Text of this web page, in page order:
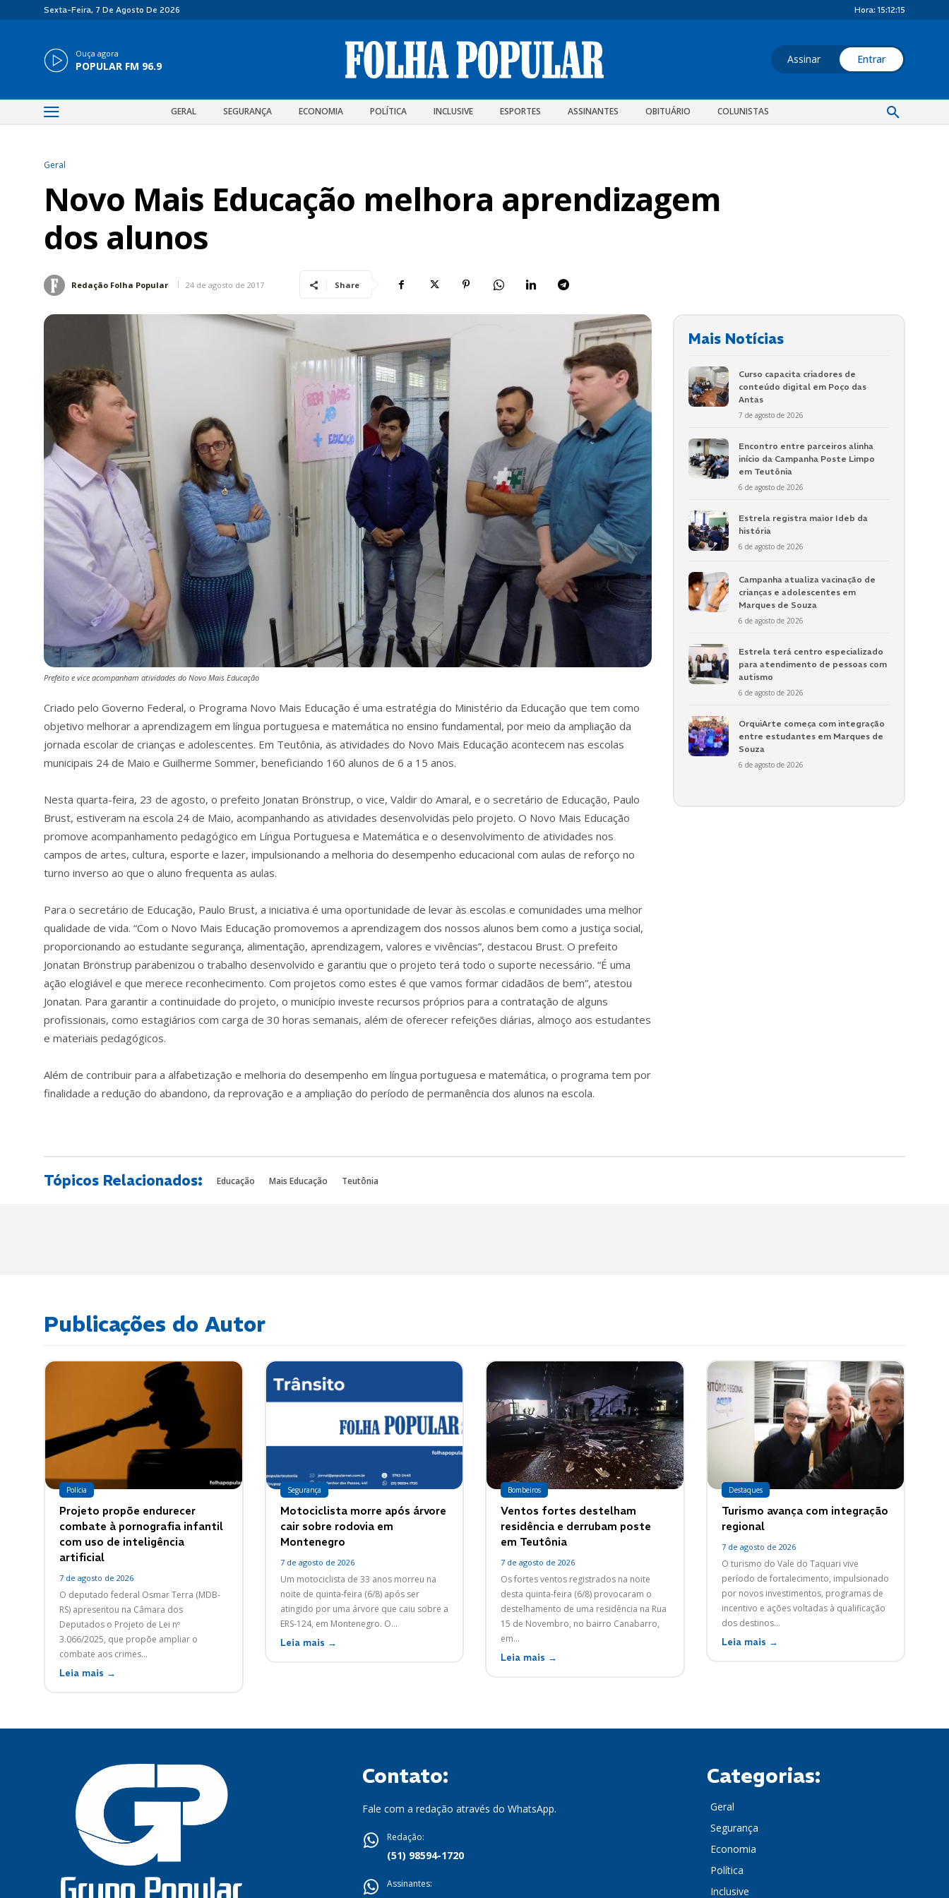
Sexta-Feira, 7 De Agosto De 2026 Hora:15:12:16
Ouça agora
POPULAR FM 96.9 Assinar Entrar
GERAL SEGURANÇA ECONOMIA POLÍTICA INCLUSIVE ESPORTES ASSINANTES OBITUÁRIO COLUNISTAS
Geral
Novo Mais Educação melhora aprendizagem
dos alunos
Redação Folha Popular 24 de agosto de 2017 Share
Prefeito e vice acompanham atividades do Novo Mais Educação
Criado pelo Governo Federal, o Programa Novo Mais Educação é uma estratégia do Ministério da Educação que tem como
objetivo melhorar a aprendizagem em língua portuguesa e matemática no ensino fundamental, por meio da ampliação da
jornada escolar de crianças e adolescentes. Em Teutônia, as atividades do Novo Mais Educação acontecem nas escolas
municipais 24 de Maio e Guilherme Sommer, beneficiando 160 alunos de 6 a 15 anos.
Nesta quarta-feira, 23 de agosto, o prefeito Jonatan Brönstrup, o vice, Valdir do Amaral, e o secretário de Educação, Paulo
Brust, estiveram na escola 24 de Maio, acompanhando as atividades desenvolvidas pelo projeto. O Novo Mais Educação
promove acompanhamento pedagógico em Língua Portuguesa e Matemática e o desenvolvimento de atividades nos
campos de artes, cultura, esporte e lazer, impulsionando a melhoria do desempenho educacional com aulas de reforço no
turno inverso ao que o aluno frequenta as aulas.
Para o secretário de Educação, Paulo Brust, a iniciativa é uma oportunidade de levar às escolas e comunidades uma melhor
qualidade de vida. “Com o Novo Mais Educação promovemos a aprendizagem dos nossos alunos bem como a justiça social,
proporcionando ao estudante segurança, alimentação, aprendizagem, valores e vivências”, destacou Brust. O prefeito
Jonatan Brönstrup parabenizou o trabalho desenvolvido e garantiu que o projeto terá todo o suporte necessário. “É uma
ação elogiável e que merece reconhecimento. Com projetos como estes é que vamos formar cidadãos de bem”, atestou
Jonatan. Para garantir a continuidade do projeto, o município investe recursos próprios para a contratação de alguns
profissionais, como estagiários com carga de 30 horas semanais, além de oferecer refeições diárias, almoço aos estudantes
e materiais pedagógicos.
Além de contribuir para a alfabetização e melhoria do desempenho em língua portuguesa e matemática, o programa tem por
finalidade a redução do abandono, da reprovação e a ampliação do período de permanência dos alunos na escola.
Mais Notícias
Curso capacita criadores de
conteúdo digital em Poço das
Antas
7 de agosto de 2026
Encontro entre parceiros alinha
início da Campanha Poste Limpo
em Teutônia
6 de agosto de 2026
Estrela registra maior Ideb da
história
6 de agosto de 2026
Campanha atualiza vacinação de
crianças e adolescentes em
Marques de Souza
6 de agosto de 2026
Estrela terá centro especializado
para atendimento de pessoas com
autismo
6 de agosto de 2026
OrquiArte começa com integração
entre estudantes em Marques de
Souza
6 de agosto de 2026
Tópicos Relacionados: Educação Mais Educação Teutônia
Publicações do Autor
Polícia
Projeto propõe endurecer
combate à pornografia infantil
com uso de inteligência
artificial
7 de agosto de 2026
O deputado federal Osmar Terra (MDB-
RS) apresentou na Câmara dos
Deputados o Projeto de Lei nº
3.066/2025, que propõe ampliar o
combate aos crimes...
Leia mais →
Segurança
Motociclista morre após árvore
cair sobre rodovia em
Montenegro
7 de agosto de 2026
Um motociclista de 33 anos morreu na
noite de quinta-feira (6/8) após ser
atingido por uma árvore que caiu sobre a
ERS-124, em Montenegro. O...
Leia mais →
Bombeiros
Ventos fortes destelham
residência e derrubam poste
em Teutônia
7 de agosto de 2026
Os fortes ventos registrados na noite
desta quinta-feira (6/8) provocaram o
destelhamento de uma residência na Rua
15 de Novembro, no bairro Canabarro,
em...
Leia mais →
Destaques
Turismo avança com integração
regional
7 de agosto de 2026
O turismo do Vale do Taquari vive
período de fortalecimento, impulsionado
por novos investimentos, programas de
incentivo e ações voltadas à qualificação
dos destinos...
Leia mais →
Contato:
Fale com a redação através do WhatsApp.
Redação:
(51) 98594-1720
Assinantes:
Categorias:
Geral
Segurança
Economia
Política
Inclusive